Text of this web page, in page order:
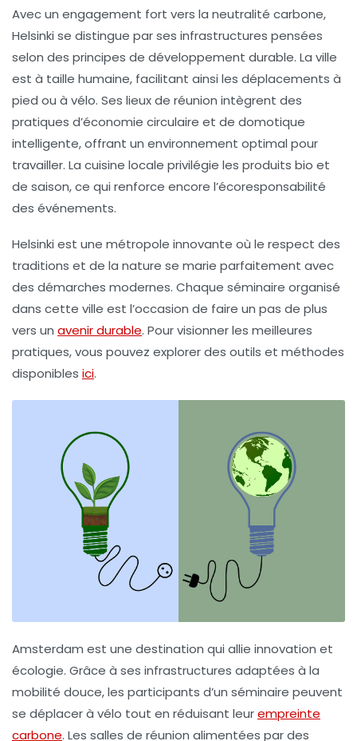
Avec un engagement fort vers la neutralité carbone,
Helsinki se distingue par ses infrastructures pensées
selon des principes de développement durable. La ville
est à taille humaine, facilitant ainsi les déplacements à
pied ou à vélo. Ses lieux de réunion intègrent des
pratiques d’économie circulaire et de domotique
intelligente, offrant un environnement optimal pour
travailler. La cuisine locale privilégie les produits bio et
de saison, ce qui renforce encore l’écoresponsabilité
des événements.
Helsinki est une métropole innovante où le respect des
traditions et de la nature se marie parfaitement avec
des démarches modernes. Chaque séminaire organisé
dans cette ville est l’occasion de faire un pas de plus
vers un avenir durable. Pour visionner les meilleures
pratiques, vous pouvez explorer des outils et méthodes
disponibles ici.
Amsterdam est une destination qui allie innovation et
écologie. Grâce à ses infrastructures adaptées à la
mobilité douce, les participants d’un séminaire peuvent
se déplacer à vélo tout en réduisant leurempreinte
carbone. Les salles de réunion alimentées par des